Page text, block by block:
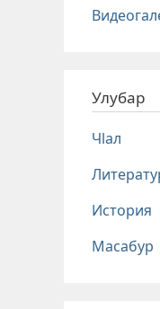
Улубар
Чlал
История
Масабур